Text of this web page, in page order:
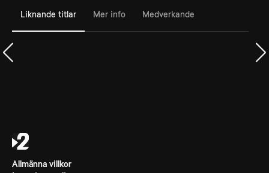
Liknande titlar Mer info Medverkande
Allmänna villkor